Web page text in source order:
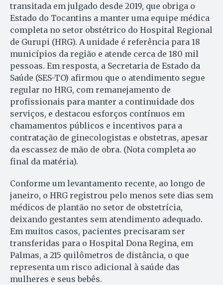
transitada em julgado desde 2019, que obriga o
Estado do Tocantins a manter uma equipe médica
completa no setor obstétrico do Hospital Regional
de Gurupi (HRG). A unidade é referência para 18
municípios da região e atende cerca de 180 mil
pessoas. Em resposta, a Secretaria de Estado da
Saúde (SES-TO) afirmou que o atendimento segue
regular no HRG, com remanejamento de
profissionais para manter a continuidade dos
serviços, e destacou esforços contínuos em
chamamentos públicos e incentivos para a
contratação de ginecologistas e obstetras, apesar
da escassez de mão de obra. (Nota completa ao
final da matéria).
Conforme um levantamento recente, ao longo de
janeiro, o HRG registrou pelo menos sete dias sem
médicos de plantão no setor de obstetrícia,
deixando gestantes sem atendimento adequado.
Em muitos casos, pacientes precisaram ser
transferidas para o Hospital Dona Regina, em
Palmas, a 215 quilômetros de distância, o que
representa um risco adicional à saúde das
mulheres e seus bebês.